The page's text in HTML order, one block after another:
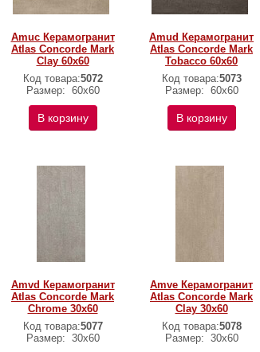
Amuc Керамогранит
Atlas Concorde Mark
Clay 60x60
Код товара:5072
Размер: 60x60
В корзину
Amud Керамогранит
Atlas Concorde Mark
Tobacco 60x60
Код товара:5073
Размер: 60x60
В корзину
Amvd Керамогранит
Atlas Concorde Mark
Chrome 30x60
Код товара:5077
Размер: 30x60
Amve Керамогранит
Atlas Concorde Mark
Clay 30x60
Код товара:5078
Размер: 30x60